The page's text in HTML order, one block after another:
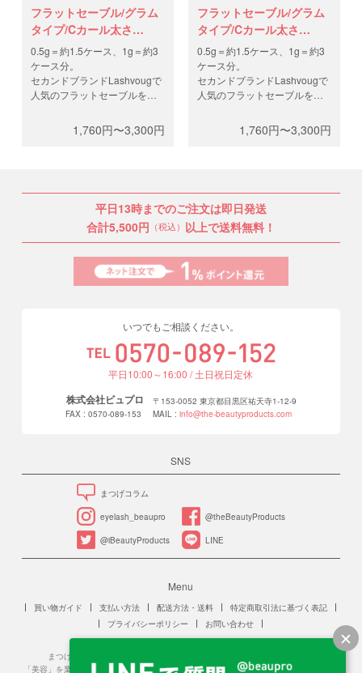
フラットセーブル/グラム
タイプ/Cカール太さ
0.15mm
0.5g＝約1.5ケース、1g＝約3
ケース分。
セカンドブランドLashvougで
人気のフラットセーブルを、
け。製造工程と輸送費を抑
え、高品質なフラットラッシ
1,760円〜3,300円
フラットセーブル/グラム
タイプ/Cカール太さ
0.10mm
0.5g＝約1.5ケース、1g＝約3
ケース分。
セカンドブランドLashvougで
人気のフラットセーブルを、
け。製造工程と輸送費を抑
え、高品質なフラットラッシ
1,760円〜3,300円
平日13時までのご注文は即日発送
合計5,500円 （税込） 以上で送料無料！
いつでもご相談ください。
平日10:00～16:00 / 土日祝日定休
株式会社ビュプロ
〒153-0052 東京都目黒区祐天寺1-12-9
FAX : 0570-089-153
MAIL : info@the-beautyproducts.com
SNS
まつげコラム
eyelash_beaupro @theBeautyProducts
@iBeautyProducts LINE
Menu
買い物ガイド 支払い方法 配送方法・送料
特定商取引法に基づく表記
プライバシーポリシー
お問い合わせ
まつげエクステンションは、美容師法に規定する「美容」に該当します。
「美容」を業をとする場合、保健所への美容所登録が必要です。また、施術を行う人は